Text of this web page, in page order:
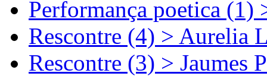
Performança poetica (1)
Rescontre (4) > Aurelia
Rescontre (3) > Jaumes